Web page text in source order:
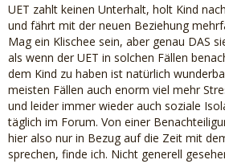
UET zahlt keinen Unterhalt, holt Kind
und fährt mit der neuen Beziehung
Mag ein Klischee sein, aber genau DAS
als wenn der UET in solchen Fällen
dem Kind zu haben ist natürlich
meisten Fällen auch enorm viel mehr
und leider immer wieder auch soziale
täglich im Forum. Von einer
hier also nur in Bezug auf die Zeit mit
sprechen, finde ich. Nicht generell